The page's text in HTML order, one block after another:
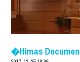
�ltimas